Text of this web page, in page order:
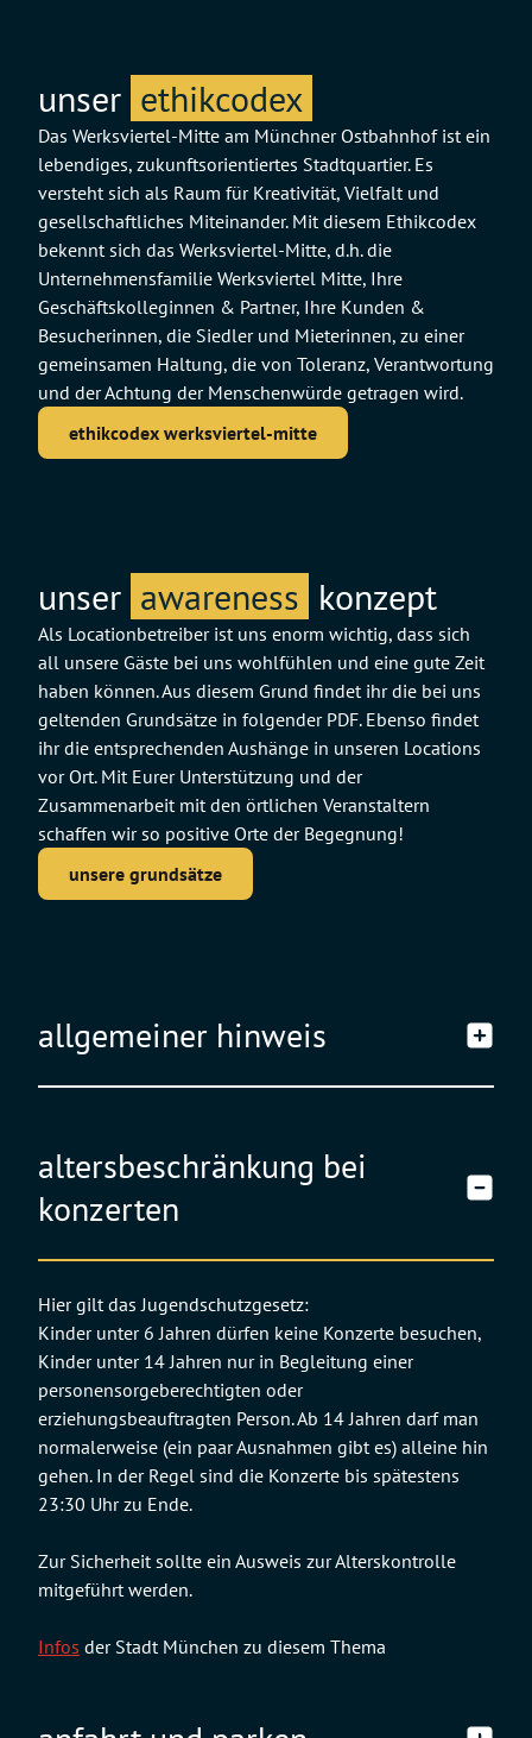
unser ethikcodex
Das Werksviertel-Mitte am Münchner Ostbahnhof ist ein
lebendiges, zukunftsorientiertes Stadtquartier. Es
versteht sich als Raum für Kreativität, Vielfalt und
gesellschaftliches Miteinander. Mit diesem Ethikcodex
bekennt sich das Werksviertel-Mitte, d.h. die
Unternehmensfamilie Werksviertel Mitte, Ihre
Geschäftskolleginnen & Partner, Ihre Kunden &
Besucherinnen, die Siedler und Mieterinnen, zu einer
gemeinsamen Haltung, die von Toleranz, Verantwortung
und der Achtung der Menschenwürde getragen wird.
ethikcodex werksviertel-mitte
unser awareness konzept
Als Locationbetreiber ist uns enorm wichtig, dass sich
all unsere Gäste bei uns wohlfühlen und eine gute Zeit
haben können. Aus diesem Grund findet ihr die bei uns
geltenden Grundsätze in folgender PDF. Ebenso findet
ihr die entsprechenden Aushänge in unseren Locations
vor Ort. Mit Eurer Unterstützung und der
Zusammenarbeit mit den örtlichen Veranstaltern
schaffen wir so positive Orte der Begegnung!
unsere grundsätze
allgemeiner hinweis
Fall Folge zu leisten!
altersbeschränkung bei
konzerten
Hier gilt das Jugendschutzgesetz:
Kinder unter 6 Jahren dürfen keine Konzerte besuchen,
Kinder unter 14 Jahren nur in Begleitung einer
personensorgeberechtigten oder
erziehungsbeauftragten Person. Ab 14 Jahren darf man
normalerweise (ein paar Ausnahmen gibt es) alleine hin
gehen. In der Regel sind die Konzerte bis spätestens
23:30 Uhr zu Ende.
Zur Sicherheit sollte ein Ausweis zur Alterskontrolle
mitgeführt werden.
Infos der Stadt München zu diesem Thema